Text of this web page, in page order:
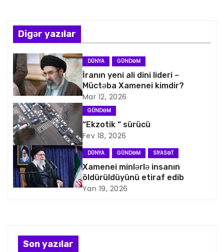
ı
n
a
v
i
q
a
s
a
Digər yazılar
DÜNYA GÜNDƏM
İranın yeni ali dini lideri –
Müctəba Xamenei kimdir?
Mar 12, 2026
GÜNDƏM
“Ekzotik “ sürücü
Fev 18, 2026
DÜNYA GÜNDƏM SIYASƏT
Xamenei minlərlə insanın
öldürüldüyünü etiraf edib
Yan 19, 2026
Son yazılar